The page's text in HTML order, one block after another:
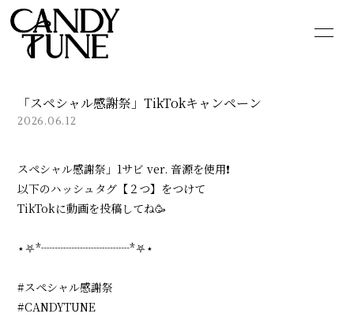
SCHEDULE
GOODS
CONTACT
「スペシャル感謝祭」TikTokキャンペーン
2026.06.12
スペシャル感謝祭」1サビ ver. 音源を使用❗️
以下のハッシュタグ【２つ】をつけて
TikTokに動画を投稿してね🥳
⋆⛧*┈┈┈┈┈┈┈┈*⛧⋆
#スペシャル感謝祭
#CANDYTUNE